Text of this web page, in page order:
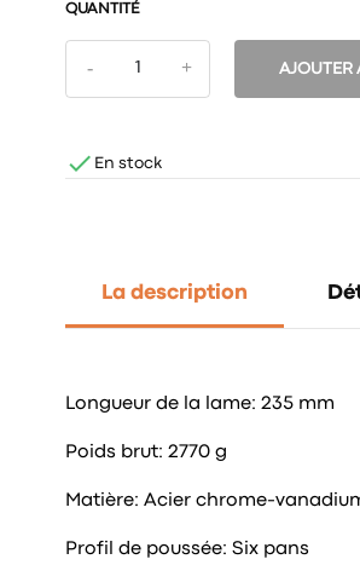
QUANTITÉ
AJOUTER
 En stock
La description
Longueur de la lame: 235 mm
Poids brut: 2770 g
Matière: Acier chrome-
Profil de poussée: Six pans